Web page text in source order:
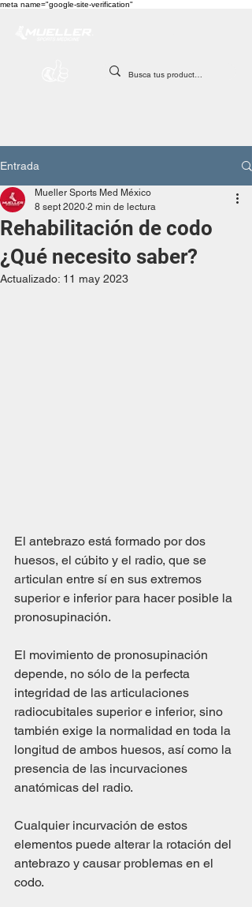
meta name="google-site-verification"
Entrada
Rehabilitación de codo
¿Qué necesito saber?
Mueller Sports Med México
8 sept 2020 2 min de lectura
Actualizado: 11 may 2023
El antebrazo está formado por dos
huesos, el cúbito y el radio, que se
articulan entre sí en sus extremos
superior e inferior para hacer posible la
pronosupinación.
El movimiento de pronosupinación
depende, no sólo de la perfecta
integridad de las articulaciones
radiocubitales superior e inferior, sino
también exige la normalidad en toda la
longitud de ambos huesos, así como la
presencia de las incurvaciones
anatómicas del radio.
Cualquier incurvación de estos
elementos puede alterar la rotación del
antebrazo y causar problemas en el
codo.